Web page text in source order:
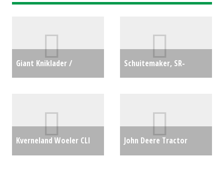
Giant Kniklader /
Schuitemaker, SR-
S (KK) #24880
€39800
Kverneland Woeler CLI
John Deere Tractor